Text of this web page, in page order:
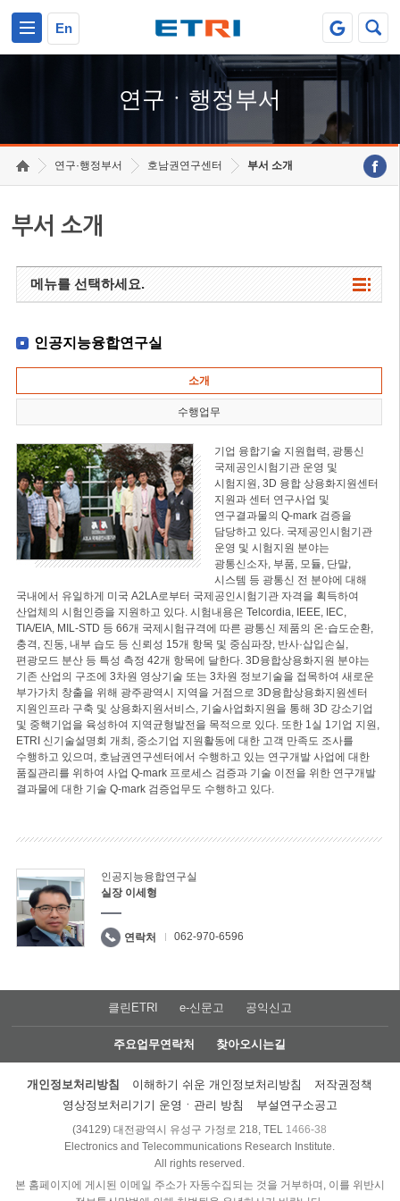
En
연구ㆍ행정부서
연구·행정부서 호남권연구센터 부서 소개
부서 소개
메뉴를 선택하세요.
인공지능융합연구실
소개
수행업무
기업 융합기술 지원협력, 광통신
국제공인시험기관 운영 및
시험지원, 3D 융합 상용화지원센터
지원과 센터 연구사업 및
연구결과물의 Q-mark 검증을
담당하고 있다. 국제공인시험기관
운영 및 시험지원 분야는
광통신소자, 부품, 모듈, 단말,
시스템 등 광통신 전 분야에 대해
국내에서 유일하게 미국 A2LA로부터 국제공인시험기관 자격을 획득하여
산업체의 시험인증을 지원하고 있다. 시험내용은 Telcordia, IEEE, IEC,
TIA/EIA, MIL-STD 등 66개 국제시험규격에 따른 광통신 제품의 온·습도순환,
충격, 진동, 내부 습도 등 신뢰성 15개 항목 및 중심파장, 반사·삽입손실,
편광모드 분산 등 특성 측정 42개 항목에 달한다. 3D융합상용화지원 분야는
기존 산업의 구조에 3차원 영상기술 또는 3차원 정보기술을 접목하여 새로운
부가가치 창출을 위해 광주광역시 지역을 거점으로 3D융합상용화지원센터
지원인프라 구축 및 상용화지원서비스, 기술사업화지원을 통해 3D 강소기업
및 중핵기업을 육성하여 지역균형발전을 목적으로 있다. 또한 1실 1기업 지원,
ETRI 신기술설명회 개최, 중소기업 지원활동에 대한 고객 만족도 조사를
수행하고 있으며, 호남권연구센터에서 수행하고 있는 연구개발 사업에 대한
품질관리를 위하여 사업 Q-mark 프로세스 검증과 기술 이전을 위한 연구개발
결과물에 대한 기술 Q-mark 검증업무도 수행하고 있다.
인공지능융합연구실
실장 이세형
연락처 062-970-6596
클린ETRI e-신문고 공익신고
주요업무연락처 찾아오시는길
개인정보처리방침 이해하기 쉬운 개인정보처리방침
저작권정책
영상정보처리기기 운영ㆍ관리 방침
부설연구소공고
(34129) 대전광역시 유성구 가정로 218, TEL 1466-38
Electronics and Telecommunications Research Institute.
All rights reserved.
본 홈페이지에 게시된 이메일 주소가 자동수집되는 것을 거부하며, 이를 위반시